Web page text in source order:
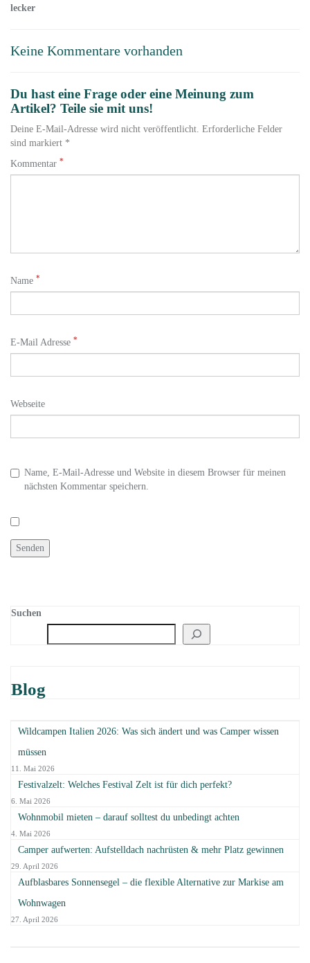
lecker
Keine Kommentare vorhanden
Du hast eine Frage oder eine Meinung zum
Artikel? Teile sie mit uns!
Deine E-Mail-Adresse wird nicht veröffentlicht. Erforderliche Felder
sind markiert *
Kommentar *
Name *
E-Mail Adresse *
Webseite
Name, E-Mail-Adresse und Website in diesem Browser für meinen
nächsten Kommentar speichern.
Suchen
Blog
Wildcampen Italien 2026: Was sich ändert und was Camper wissen
müssen
11. Mai 2026
Festivalzelt: Welches Festival Zelt ist für dich perfekt?
6. Mai 2026
Wohnmobil mieten – darauf solltest du unbedingt achten
4. Mai 2026
Camper aufwerten: Aufstelldach nachrüsten & mehr Platz gewinnen
29. April 2026
Aufblasbares Sonnensegel – die flexible Alternative zur Markise am
Wohnwagen
27. April 2026